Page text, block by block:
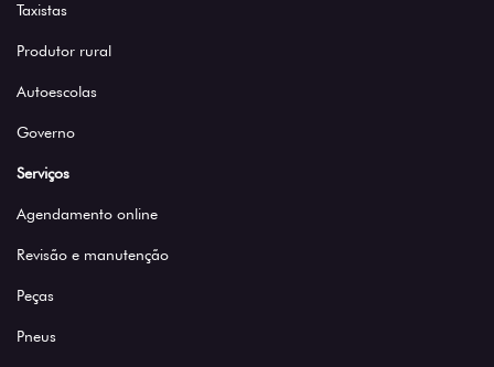
Taxistas
Produtor rural
Autoescolas
Governo
Serviços
Agendamento online
Revisão e manutenção
Peças
Pneus